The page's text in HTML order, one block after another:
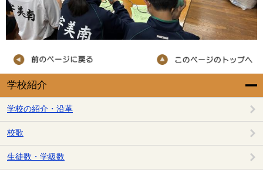
学校紹介
学校の紹介・沿革
校歌
生徒数・学級数